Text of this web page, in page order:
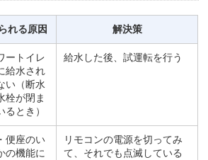
れる原因 解決策
ートイレ
給水され
い（断水
栓が閉ま
るとき）
給水した後、試運転を行う
便座のい
の機能に
リモコンの電源を切ってみ
て、それでも点滅している